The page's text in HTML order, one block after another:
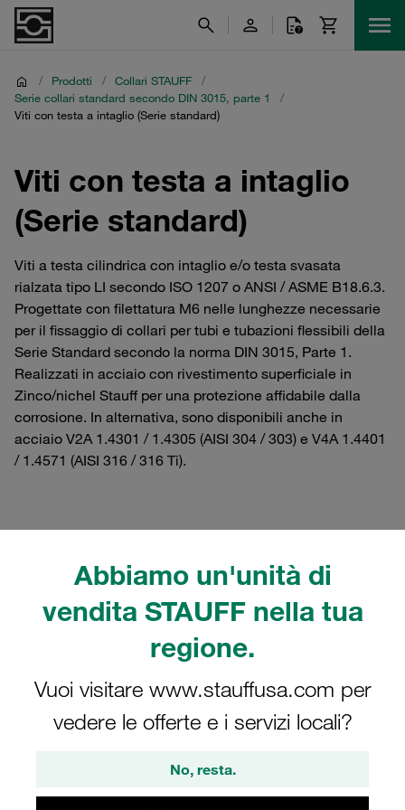
Abbiamo un'unità di
vendita STAUFF nella tua
regione.
Vuoi visitare www.stauffusa.com per
vedere le offerte e i servizi locali?
No, resta.
/ Prodotti / Collari STAUFF
/
Serie collari standard secondo DIN 3015, parte 1
/
Viti con testa a intaglio (Serie standard)
Viti con testa a intaglio
(Serie standard)
Viti a testa cilindrica con intaglio e/o testa svasata
rialzata tipo LI secondo ISO 1207 o ANSI / ASME B18.6.3.
Progettate con filettatura M6 nelle lunghezze necessarie
per il fissaggio di collari per tubi e tubazioni flessibili della
Serie Standard secondo la norma DIN 3015, Parte 1.
Realizzati in acciaio con rivestimento superficiale in
Zinco/nichel Stauff per una protezione affidabile dalla
corrosione. In alternativa, sono disponibili anche in
acciaio V2A 1.4301 / 1.4305 (AISI 304 / 303) e V4A 1.4401
/ 1.4571 (AISI 316 / 316 Ti).
Serie collari standard secondo DIN 3015, parte 1
Griglia Elenco
Vite con testa a intaglio M6x20 serie
standard grandezza 1/1a acciaio,